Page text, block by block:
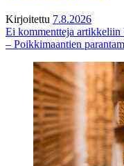
Kirjoitettu 7.8.2026
Ei kommentteja artikkeliin
– Poikkimaantien